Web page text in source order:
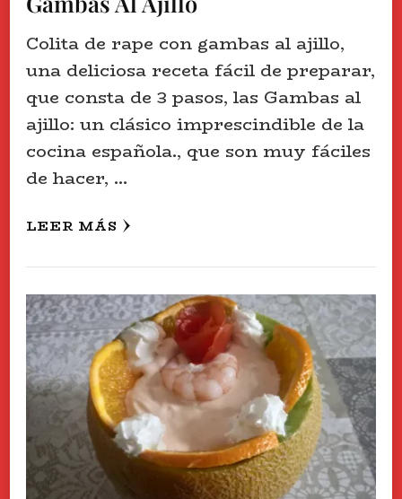
Colita de rape con gambas al ajillo,
una deliciosa receta fácil de preparar,
que consta de 3 pasos, las Gambas al
ajillo: un clásico imprescindible de la
cocina española., que son muy fáciles
de hacer, …
LEER MÁS